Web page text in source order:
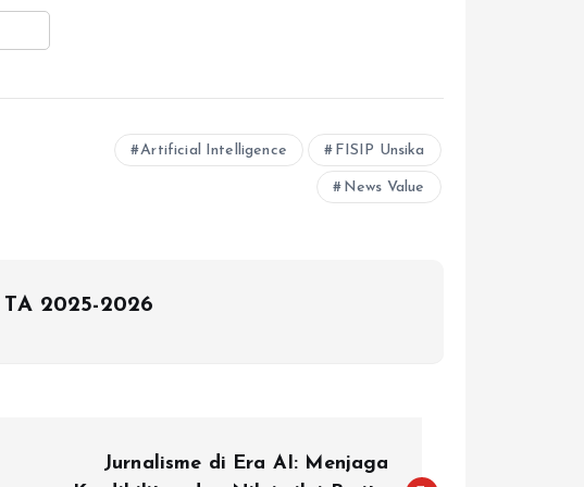
Artificial Intelligence FISIP Unsika
News Value
TA 2025-2026
Jurnalisme di Era AI: Menjaga